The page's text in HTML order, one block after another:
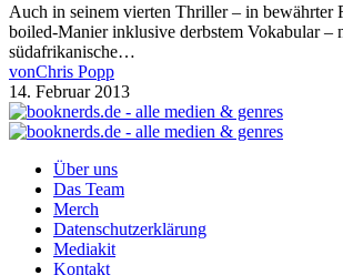
Auch in seinem vierten Thriller – in bewährter
boiled-Manier inklusive derbstem Vokabular –
südafrikanische…
vonChris Popp
14. Februar 2013
Über uns
Das Team
Merch
Datenschutzerklärung
Mediakit
Kontakt